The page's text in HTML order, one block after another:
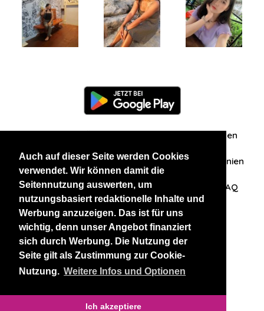
Auch auf dieser Seite werden Cookies
verwendet. Wir können damit die
Seitennutzung auswerten, um
nutzungsbasiert redaktionelle Inhalte und
Werbung anzuzeigen. Das ist für uns
wichtig, denn unser Angebot finanziert
sich durch Werbung. Die Nutzung der
Seite gilt als Zustimmung zur Cookie-
Nutzung. Weitere Infos und Optionen
Ich akzeptiere
Zuschriften/Erfahrungen
Datenschutzerklärung AGB Datenschutzrichtlinien
Nehmen Sie Kontakt mit uns auf FAQ
Unsere anderen Websites
BlackAndBeauties RussianKisses